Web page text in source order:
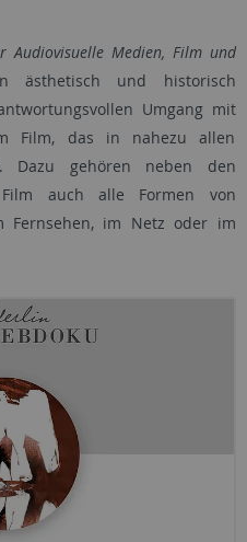
Audiovisuelle Medien, Film und
ästhetisch und historisch
Umgang mit
Film, das in nahezu allen
Dazu gehören neben den
auch alle Formen von
Fernsehen, im Netz oder im